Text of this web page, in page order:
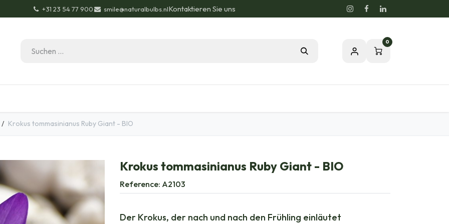
+31 23 54 77 900 smile@naturalbulbs.nlKontaktieren Sie uns
0
Krokus tommasinianus Ruby Giant - BIO
Krokus tommasinianus Ruby Giant - BIO
Reference: A2103
Der Krokus, der nach und nach den Frühling einläutet